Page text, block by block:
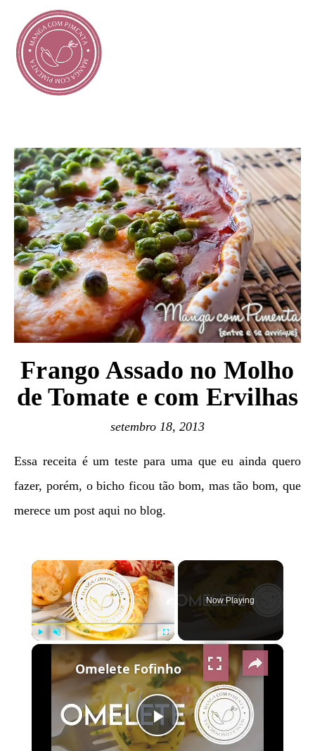
Frango Assado no Molho
de Tomate e com Ervilhas
setembro 18, 2013
Essa receita é um teste para uma que eu ainda quero
fazer, porém, o bicho ficou tão bom, mas tão bom, que
merece um post aqui no blog.
×
Fullscreen
Now Playing
×
Play
Omelete Fofinho